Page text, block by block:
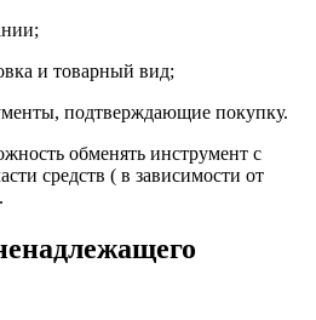
и товарный вид;
подтверждающие покупку.
обменять инструмент с
средств ( в зависимости от